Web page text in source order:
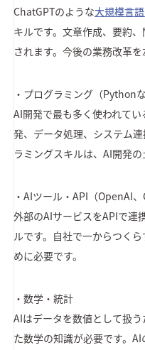
ChatGPTのような大規模言
キルです。文章作成、要約
されます。今後の業務改革
・プログラミング（Pythonな
AI開発で最も多く使われて
発、データ処理、システム
ラミングスキルは、AI開発
・AIツール・API（OpenAI
外部のAIサービスをAPIで連
ルです。自社で一からつく
めに必要です。
・数学・統計
AIはデータを数値として扱
た数学の知識が必要です。